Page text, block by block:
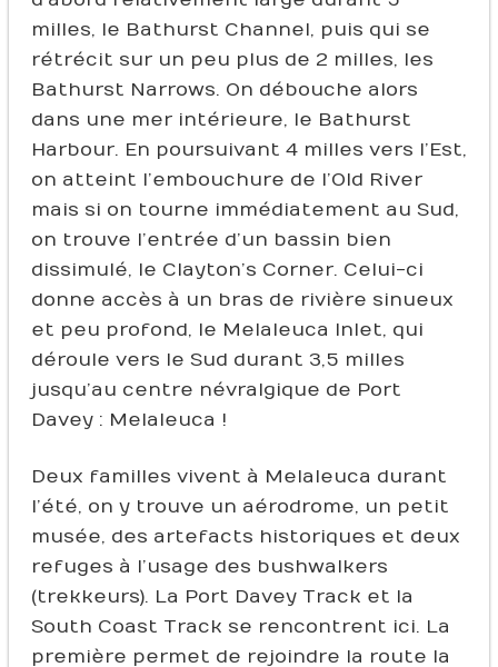
milles, le Bathurst Channel, puis qui se
rétrécit sur un peu plus de 2 milles, les
Bathurst Narrows. On débouche alors
dans une mer intérieure, le Bathurst
Harbour. En poursuivant 4 milles vers l’Est,
on atteint l’embouchure de l’Old River
mais si on tourne immédiatement au Sud,
on trouve l’entrée d’un bassin bien
dissimulé, le Clayton’s Corner. Celui-ci
donne accès à un bras de rivière sinueux
et peu profond, le Melaleuca Inlet, qui
déroule vers le Sud durant 3,5 milles
jusqu’au centre névralgique de Port
Davey : Melaleuca !
Deux familles vivent à Melaleuca durant
l’été, on y trouve un aérodrome, un petit
musée, des artefacts historiques et deux
refuges à l’usage des bushwalkers
(trekkeurs). La Port Davey Track et la
South Coast Track se rencontrent ici. La
première permet de rejoindre la route la